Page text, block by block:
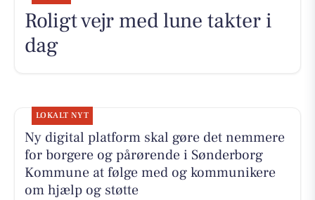
Roligt vejr med lune takter i
dag
LOKALT NYT
Ny digital platform skal gøre det nemmere
for borgere og pårørende i Sønderborg
Kommune at følge med og kommunikere
om hjælp og støtte